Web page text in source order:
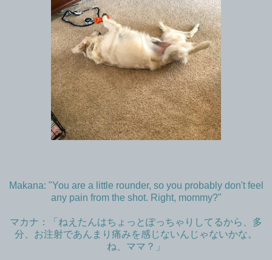
Makana: "You are a little rounder, so you probably don't feel
any pain from the shot. Right, mommy?"
マカナ：「ねえたんはちょっとぽっちゃりしてるから、多
分、お注射であんまり痛みを感じないんじゃないかな。
ね、ママ？」